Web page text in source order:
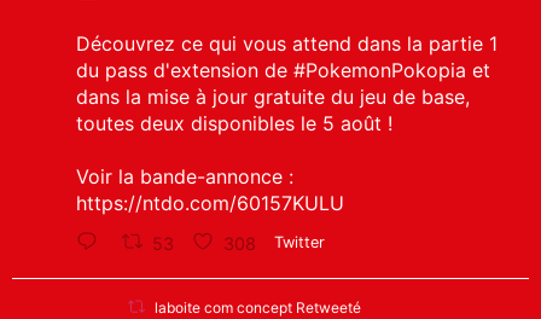
Découvrez ce qui vous attend dans la partie 1
du pass d'extension de #PokemonPokopia et
dans la mise à jour gratuite du jeu de base,
toutes deux disponibles le 5 août !
Voir la bande-annonce :
https://ntdo.com/60157KULU
53 308 Twitter
laboite com concept Retweeté